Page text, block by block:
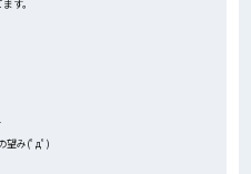
す。
望み(ﾟдﾟ)